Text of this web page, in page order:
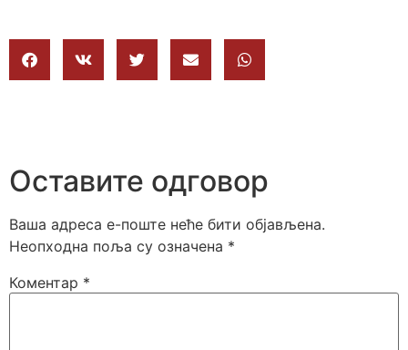
Оставите одговор
Ваша адреса е-поште неће бити објављена.
Неопходна поља су означена *
Коментар *